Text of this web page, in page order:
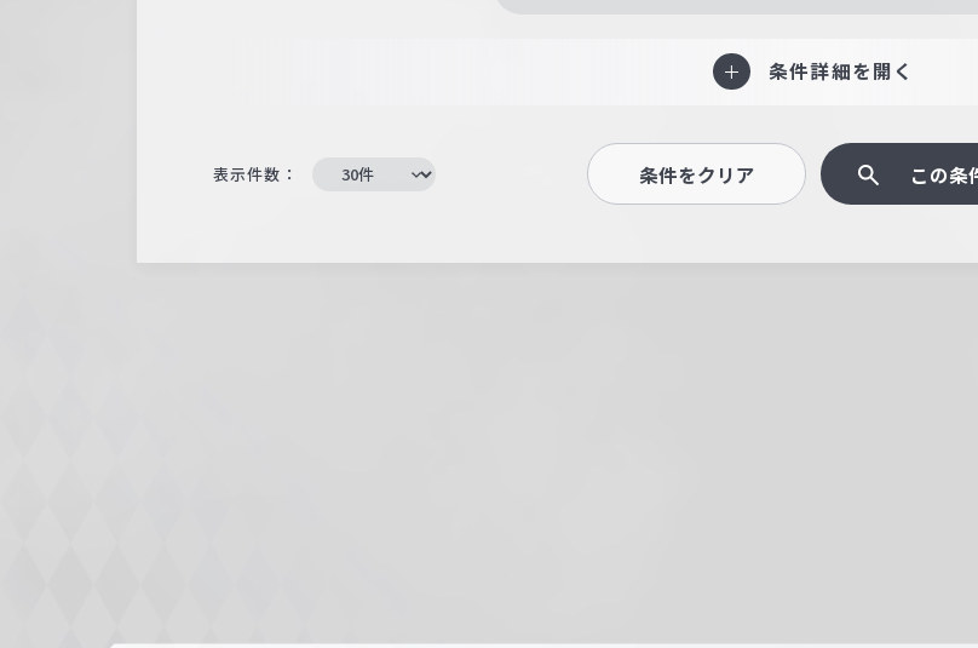
条件詳細を開く
表示件数： 条件をクリア この条